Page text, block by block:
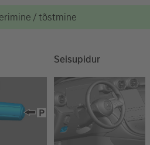
/ tõstmine
Seisupidur